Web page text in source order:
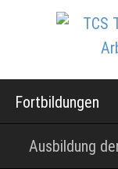
Navigation
überspringen
Fortbildungen
Ausbildung